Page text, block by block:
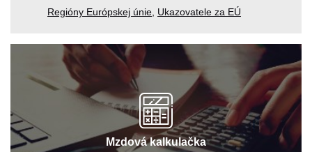
Regióny Európskej únie Ukazovatele za EÚ
Mzdová kalkulačka